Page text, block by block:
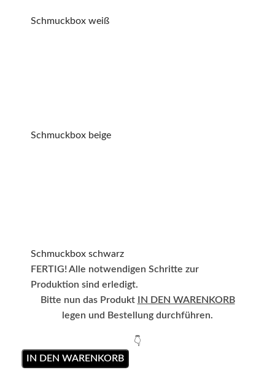
Schmuckbox weiß
Schmuckbox beige
Schmuckbox schwarz
FERTIG! Alle notwendigen Schritte zur
Produktion sind erledigt.
Bitte nun das Produkt IN DEN WARENKORB
legen und Bestellung durchführen.
👇
IN DEN WARENKORB